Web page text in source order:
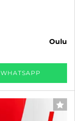
oulu
WHATSAPP